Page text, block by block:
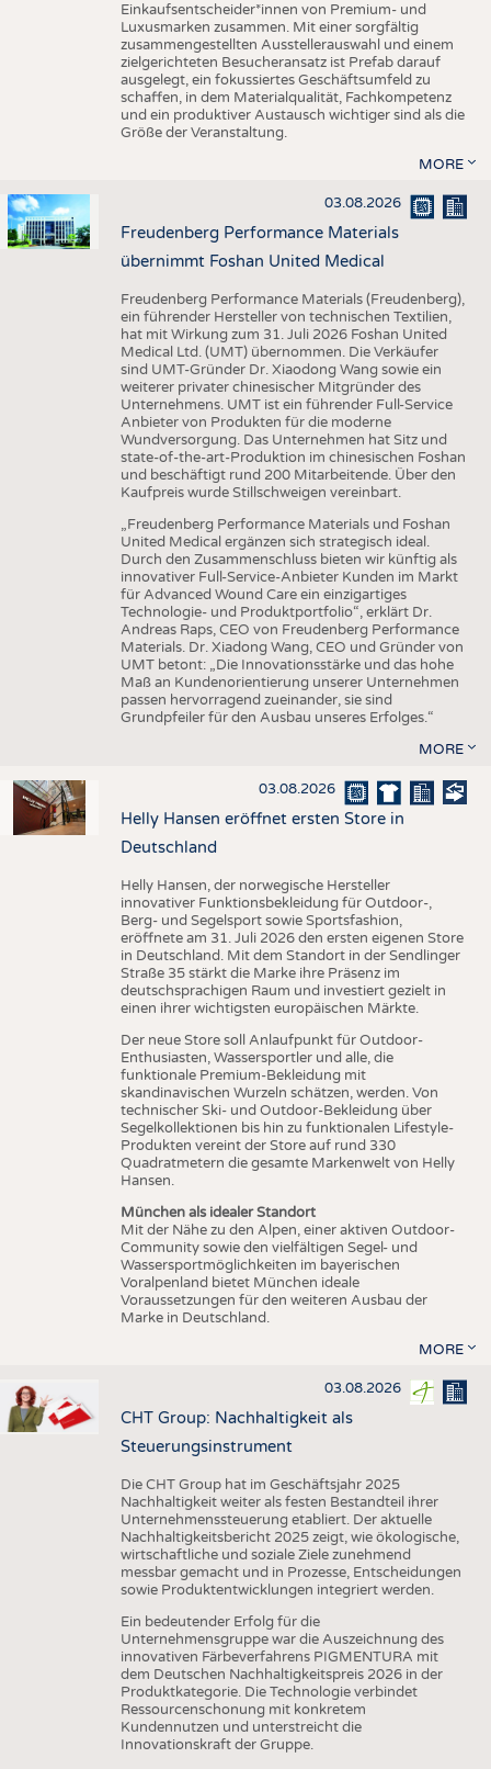
Einkaufsentscheider*innen von Premium- und
Luxusmarken zusammen. Mit einer sorgfältig
zusammengestellten Ausstellerauswahl und einem
zielgerichteten Besucheransatz ist Prefab darauf
ausgelegt, ein fokussiertes Geschäftsumfeld zu
schaffen, in dem Materialqualität, Fachkompetenz
und ein produktiver Austausch wichtiger sind als die
Größe der Veranstaltung.
MORE
03.08.2026
Freudenberg Performance Materials
übernimmt Foshan United Medical
Freudenberg Performance Materials (Freudenberg),
ein führender Hersteller von technischen Textilien,
hat mit Wirkung zum 31. Juli 2026 Foshan United
Medical Ltd. (UMT) übernommen. Die Verkäufer
sind UMT-Gründer Dr. Xiaodong Wang sowie ein
weiterer privater chinesischer Mitgründer des
Unternehmens. UMT ist ein führender Full-Service
Anbieter von Produkten für die moderne
Wundversorgung. Das Unternehmen hat Sitz und
state-of-the-art-Produktion im chinesischen Foshan
und beschäftigt rund 200 Mitarbeitende. Über den
Kaufpreis wurde Stillschweigen vereinbart.
„Freudenberg Performance Materials und Foshan
United Medical ergänzen sich strategisch ideal.
Durch den Zusammenschluss bieten wir künftig als
innovativer Full-Service-Anbieter Kunden im Markt
für Advanced Wound Care ein einzigartiges
Technologie- und Produktportfolio“, erklärt Dr.
Andreas Raps, CEO von Freudenberg Performance
Materials. Dr. Xiadong Wang, CEO und Gründer von
UMT betont: „Die Innovationsstärke und das hohe
Maß an Kundenorientierung unserer Unternehmen
passen hervorragend zueinander, sie sind
Grundpfeiler für den Ausbau unseres Erfolges.“
MORE
03.08.2026
Helly Hansen eröffnet ersten Store in
Deutschland
Helly Hansen, der norwegische Hersteller
innovativer Funktionsbekleidung für Outdoor-,
Berg- und Segelsport sowie Sportsfashion,
eröffnete am 31. Juli 2026 den ersten eigenen Store
in Deutschland. Mit dem Standort in der Sendlinger
Straße 35 stärkt die Marke ihre Präsenz im
deutschsprachigen Raum und investiert gezielt in
einen ihrer wichtigsten europäischen Märkte.
Der neue Store soll Anlaufpunkt für Outdoor-
Enthusiasten, Wassersportler und alle, die
funktionale Premium-Bekleidung mit
skandinavischen Wurzeln schätzen, werden. Von
technischer Ski- und Outdoor-Bekleidung über
Segelkollektionen bis hin zu funktionalen Lifestyle-
Produkten vereint der Store auf rund 330
Quadratmetern die gesamte Markenwelt von Helly
Hansen.
München als idealer Standort
Mit der Nähe zu den Alpen, einer aktiven Outdoor-
Community sowie den vielfältigen Segel- und
Wassersportmöglichkeiten im bayerischen
Voralpenland bietet München ideale
Voraussetzungen für den weiteren Ausbau der
Marke in Deutschland.
MORE
03.08.2026
CHT Group: Nachhaltigkeit als
Steuerungsinstrument
Die CHT Group hat im Geschäftsjahr 2025
Nachhaltigkeit weiter als festen Bestandteil ihrer
Unternehmenssteuerung etabliert. Der aktuelle
Nachhaltigkeitsbericht 2025 zeigt, wie ökologische,
wirtschaftliche und soziale Ziele zunehmend
messbar gemacht und in Prozesse, Entscheidungen
sowie Produktentwicklungen integriert werden.
Ein bedeutender Erfolg für die
Unternehmensgruppe war die Auszeichnung des
innovativen Färbeverfahrens PIGMENTURA mit
dem Deutschen Nachhaltigkeitspreis 2026 in der
Produktkategorie. Die Technologie verbindet
Ressourcenschonung mit konkretem
Kundennutzen und unterstreicht die
Innovationskraft der Gruppe.